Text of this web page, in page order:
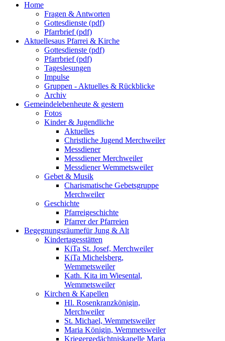
Home
Fragen & Antworten
Gottesdienste (pdf)
Pfarrbrief (pdf)
Aktuellesaus Pfarrei & Kirche
Gottesdienste (pdf)
Pfarrbrief (pdf)
Tageslesungen
Impulse
Gruppen - Aktuelles & Rückblicke
Archiv
Gemeindelebenheute & gestern
Fotos
Kinder & Jugendliche
Aktuelles
Christliche Jugend Merchweiler
Messdiener
Messdiener Merchweiler
Messdiener Wemmetsweiler
Gebet & Musik
Charismatische Gebetsgruppe
Merchweiler
Geschichte
Pfarreigeschichte
Pfarrer der Pfarreien
Begegnungsräumefür Jung & Alt
Kindertagesstätten
KiTa St. Josef, Merchweiler
KiTa Michelsberg,
Wemmetsweiler
Kath. Kita im Wiesental,
Wemmetsweiler
Kirchen & Kapellen
Hl. Rosenkranzkönigin,
Merchweiler
St. Michael, Wemmetsweiler
Maria Königin, Wemmetsweiler
Kriegergedächtniskapelle Maria